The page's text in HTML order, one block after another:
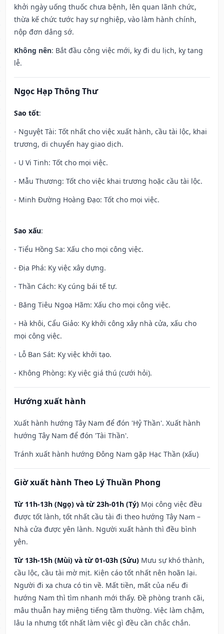
khởi ngày uống thuốc chưa bệnh, lên quan lãnh chức,
thừa kế chức tước hay sự nghiệp, vào làm hành chính,
nộp đơn dâng sớ.
Không nên: Bắt đầu công việc mới, kỵ đi du lịch, kỵ tang
lễ.
Ngọc Hạp Thông Thư
Sao tốt:
- Nguyệt Tài: Tốt nhất cho việc xuất hành, cầu tài lộc, khai
trương, di chuyển hay giao dịch.
- U Vi Tinh: Tốt cho mọi việc.
- Mẫu Thương: Tốt cho việc khai trương hoặc cầu tài lộc.
- Minh Đường Hoàng Đạo: Tốt cho mọi việc.
Sao xấu:
- Tiểu Hồng Sa: Xấu cho mọi công việc.
- Địa Phá: Kỵ việc xây dựng.
- Thần Cách: Kỵ cúng bái tế tự.
- Băng Tiêu Ngoạ Hãm: Xấu cho mọi công việc.
- Hà khôi, Cẩu Giảo: Kỵ khởi công xây nhà cửa, xấu cho
mọi công việc.
- Lỗ Ban Sát: Kỵ việc khởi tạo.
- Không Phòng: Kỵ việc giá thú (cưới hỏi).
Hướng xuất hành
Xuất hành hướng Tây Nam để đón 'Hỷ Thần'. Xuất hành
hướng Tây Nam để đón 'Tài Thần'.
Tránh xuất hành hướng Đông Nam gặp Hạc Thần (xấu)
Giờ xuất hành Theo Lý Thuần Phong
Từ 11h-13h (Ngọ) và từ 23h-01h (Tý) Mọi công việc đều
được tốt lành, tốt nhất cầu tài đi theo hướng Tây Nam –
Nhà cửa được yên lành. Người xuất hành thì đều bình
yên.
Từ 13h-15h (Mùi) và từ 01-03h (Sửu) Mưu sự khó thành,
cầu lộc, cầu tài mờ mịt. Kiện cáo tốt nhất nên hoãn lại.
Người đi xa chưa có tin về. Mất tiền, mất của nếu đi
hướng Nam thì tìm nhanh mới thấy. Đề phòng tranh cãi,
mâu thuẫn hay miệng tiếng tầm thường. Việc làm chậm,
lâu la nhưng tốt nhất làm việc gì đều cần chắc chắn.